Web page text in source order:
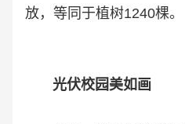
放，等同于植树1240棵。
光伏校园美如画